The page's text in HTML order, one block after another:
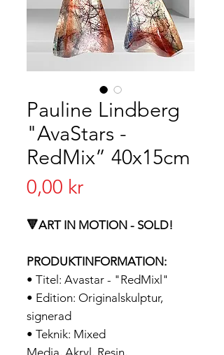
Pauline Lindberg
"AvaStars -
RedMix” 40x15cm
0,00 krPris
🔻ART IN MOTION - SOLD!
PRODUKTINFORMATION:
• Titel: Avastar - "RedMixl"
• Edition: Originalskulptur,
signerad
• Teknik: Mixed
Media, Akryl, Resin,